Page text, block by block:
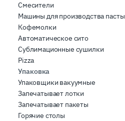
Смесители
Машины для производства пасты
Кофемолки
Автоматическое сито
Сублимационные сушилки
Pizza
Упаковка
Упаковщики вакуумные
Запечатывает лотки
Запечатывает пакеты
Горячие столы